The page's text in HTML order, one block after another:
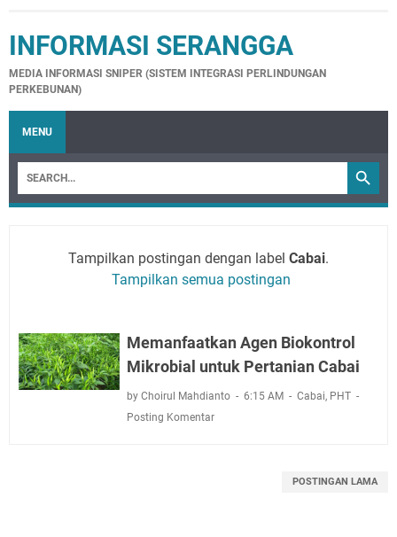
INFORMASI SERANGGA
MEDIA INFORMASI SNIPER (SISTEM INTEGRASI PERLINDUNGAN
PERKEBUNAN)
MENU
Tampilkan postingan dengan label Cabai.
Tampilkan semua postingan
Memanfaatkan Agen Biokontrol
Mikrobial untuk Pertanian Cabai
by Choirul Mahdianto 6:15 AM Cabai, PHT
Posting Komentar
POSTINGAN LAMA